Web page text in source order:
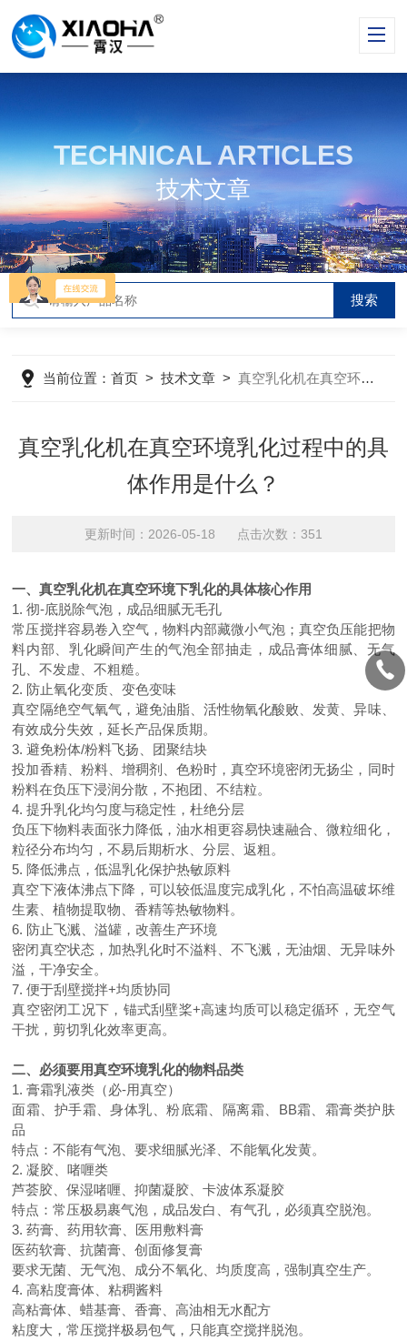
TECHNICAL ARTICLES
技术文章
当前位置：首页 >技术文章 >真空乳化机在真空环境乳化过程中的具体作用是什么？
真空乳化机在真空环境乳化过程中的具
体作用是什么？
更新时间：2026-05-18 点击次数：351
一、真空乳化机在真空环境下乳化的具体核心作用
1. 彻-底脱除气泡，成品细腻无毛孔
常压搅拌容易卷入空气，物料内部藏微小气泡；真空负压能把物
料内部、乳化瞬间产生的气泡全部抽走，成品膏体细腻、无气
孔、不发虚、不粗糙。
2. 防止氧化变质、变色变味
真空隔绝空气氧气，避免油脂、活性物氧化酸败、发黄、异味、
有效成分失效，延长产品保质期。
3. 避免粉体/粉料飞扬、团聚结块
投加香精、粉料、增稠剂、色粉时，真空环境密闭无扬尘，同时
粉料在负压下浸润分散，不抱团、不结粒。
4. 提升乳化均匀度与稳定性，杜绝分层
负压下物料表面张力降低，油水相更容易快速融合、微粒细化，
粒径分布均匀，不易后期析水、分层、返粗。
5. 降低沸点，低温乳化保护热敏原料
真空下液体沸点下降，可以较低温度完成乳化，不怕高温破坏维
生素、植物提取物、香精等热敏物料。
6. 防止飞溅、溢罐，改善生产环境
密闭真空状态，加热乳化时不溢料、不飞溅，无油烟、无异味外
溢，干净安全。
7. 便于刮壁搅拌+均质协同
真空密闭工况下，锚式刮壁桨+高速均质可以稳定循环，无空气
干扰，剪切乳化效率更高。
二、必须要用真空环境乳化的物料品类
1. 膏霜乳液类（必-用真空）
面霜、护手霜、身体乳、粉底霜、隔离霜、BB霜、霜膏类护肤
品
特点：不能有气泡、要求细腻光泽、不能氧化发黄。
2. 凝胶、啫喱类
芦荟胶、保湿啫喱、抑菌凝胶、卡波体系凝胶
特点：常压极易裹气泡，成品发白、有气孔，必须真空脱泡。
3. 药膏、药用软膏、医用敷料膏
医药软膏、抗菌膏、创面修复膏
要求无菌、无气泡、成分不氧化、均质度高，强制真空生产。
4. 高粘度膏体、粘稠酱料
高粘膏体、蜡基膏、香膏、高油相无水配方
粘度大，常压搅拌极易包气，只能真空搅拌脱泡。